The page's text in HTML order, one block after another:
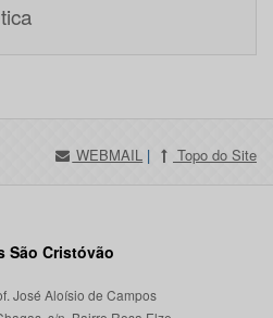
WEBMAIL | Topo do Site
São Cristóvão
José Aloísio de Campos